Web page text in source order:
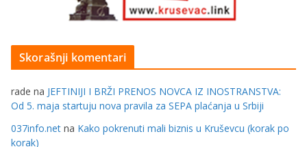
Skorašnji komentari
rade na JEFTINIJI I BRŽI PRENOS NOVCA IZ INOSTRANSTVA:
Od 5. maja startuju nova pravila za SEPA plaćanja u Srbiji
037info.net na Kako pokrenuti mali biznis u Kruševcu (korak po
korak)